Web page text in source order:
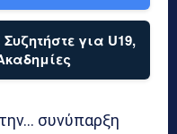
για U19,
συνύπαρξη